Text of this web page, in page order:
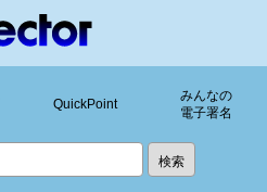
QuickPoint
みんなの
電子署名